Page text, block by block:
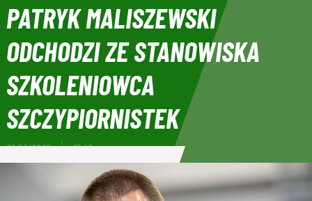
PATRYK MALISZEWSKI
ODCHODZI ZE STANOWISKA
SZKOLENIOWCA
SZCZYPIORNISTEK
26/10/2022 15:49